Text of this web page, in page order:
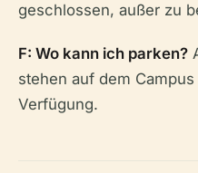
geschlossen, außer zu
F: Wo kann ich parken?
stehen auf dem
Verfügung.